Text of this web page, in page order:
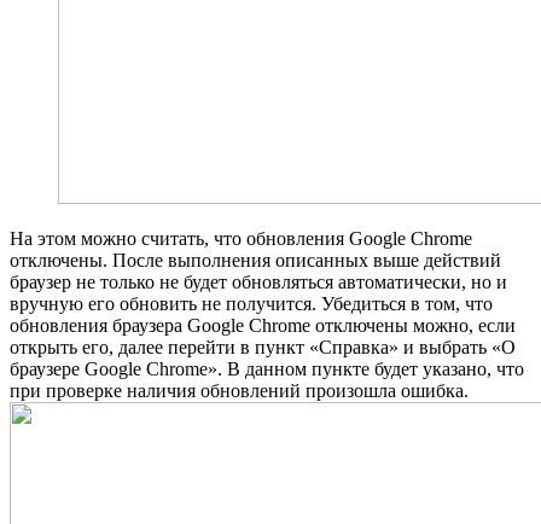
На этом можно считать, что обновления Google Chrome
отключены. После выполнения описанных выше действий
браузер не только не будет обновляться автоматически, но и
вручную его обновить не получится. Убедиться в том, что
обновления браузера Google Chrome отключены можно, если
открыть его, далее перейти в пункт «Справка» и выбрать «О
браузере Google Chrome». В данном пункте будет указано, что
при проверке наличия обновлений произошла ошибка.